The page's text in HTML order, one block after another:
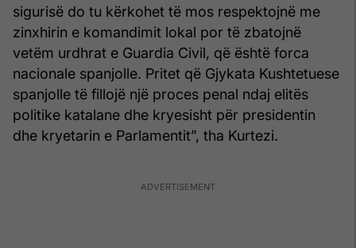
sigurisë do tu kërkohet të mos respektojnë me
zinxhirin e komandimit lokal por të zbatojnë
vetëm urdhrat e Guardia Civil, që është forca
nacionale spanjolle. Pritet që Gjykata Kushtetuese
spanjolle të fillojë një proces penal ndaj elitës
politike katalane dhe kryesisht për presidentin
dhe kryetarin e Parlamentit”, tha Kurtezi.